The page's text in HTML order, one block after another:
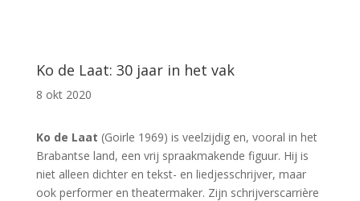
Ko de Laat: 30 jaar in het vak
8 okt 2020
Ko de Laat (Goirle 1969) is veelzijdig en, vooral in het
Brabantse land, een vrij spraakmakende figuur. Hij is
niet alleen dichter en tekst- en liedjesschrijver, maar
ook performer en theatermaker. Zijn schrijverscarrière